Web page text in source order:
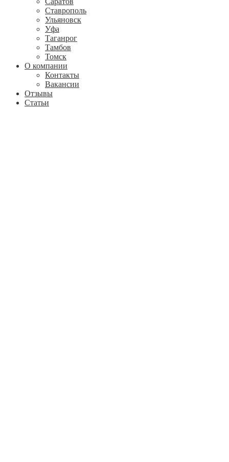
Ставрополь
Ульяновск
Уфа
Таганрог
Тамбов
Томск
О компании
Контакты
Вакансии
Отзывы
Статьи